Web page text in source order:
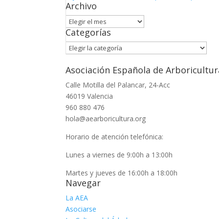
Archivo
Archivo
Categorías
Categorías
Asociación Española de
Calle Motilla del Palancar, 24-Acc
46019 Valencia
960 880 476
hola@aearboricultura.org
Horario de atención telefónica:
Lunes a viernes de 9:00h a 13:00h
Martes y jueves de 16:00h a 18:00h
Navegar
La AEA
Asociarse